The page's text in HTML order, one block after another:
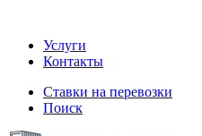
Услуги
Контакты
Ставки на перевозки
Поиск